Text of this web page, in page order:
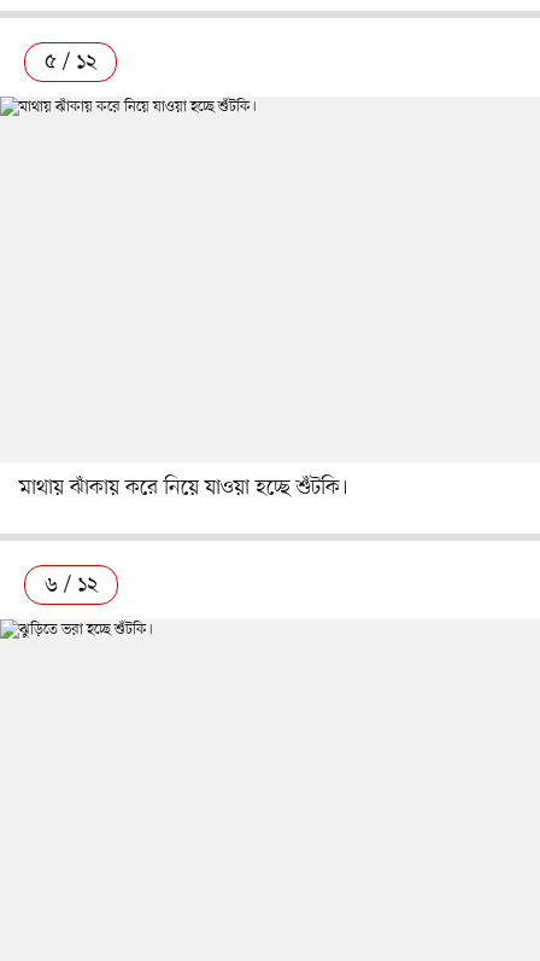
৫ / ১২
মাথায় ঝাঁকায় করে নিয়ে যাওয়া হচ্ছে শুঁটকি।
৬ / ১২